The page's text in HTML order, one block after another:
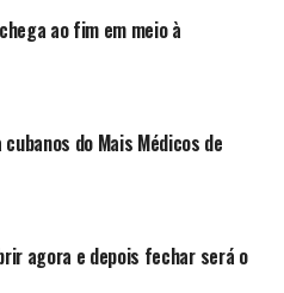
ao fim em meio à
cubanos do Mais Médicos de
agora e depois fechar será o